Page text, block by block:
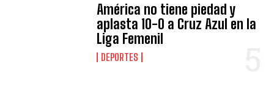
América no tiene piedad y
aplasta 10-0 a Cruz Azul en la
Liga Femenil
DEPORTES